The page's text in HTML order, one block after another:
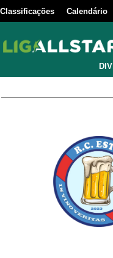
Classificações Calendário